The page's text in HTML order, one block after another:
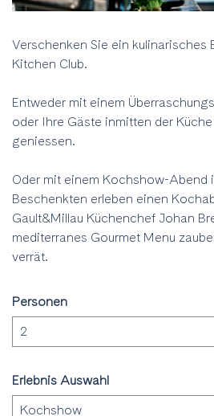
Verschenken Sie ein kulinarisches
Kitchen Club.
Entweder mit einem
oder Ihre Gäste inmitten der
geniessen.
Oder mit einem Kochshow-Abend
Beschenkten erleben einen
Gault&Millau Küchenchef Johan
mediterranes Gourmet Menu
verrät.
Personen
Erlebnis Auswahl